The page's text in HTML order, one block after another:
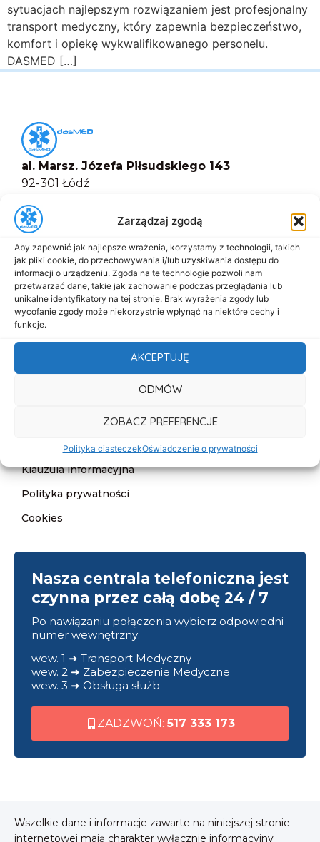
Zarządzaj zgodą
Aby zapewnić jak najlepsze wrażenia, korzystamy z technologii, takich
jak pliki cookie, do przechowywania i/lub uzyskiwania dostępu do
informacji o urządzeniu. Zgoda na te technologie pozwoli nam
przetwarzać dane, takie jak zachowanie podczas przeglądania lub
unikalne identyfikatory na tej stronie. Brak wyrażenia zgody lub
wycofanie zgody może niekorzystnie wpłynąć na niektóre cechy i
funkcje.
AKCEPTUJĘ
ODMÓW
ZOBACZ PREFERENCJE
Polityka ciasteczekOświadczenie o prywatności
sytuacjach najlepszym rozwiązaniem jest profesjonalny
transport medyczny, który zapewnia bezpieczeństwo,
komfort i opiekę wykwalifikowanego personelu.
DASMED […]
al. Marsz. Józefa Piłsudskiego 143
92-301 Łódź
biuro@dasmed.pl
Menu
Start
O nas
Oferta
Cennik
Deklaracja dostępności
Klauzula informacyjna
Polityka prywatności
Cookies
Nasza centrala telefoniczna jest
czynna przez całą dobę 24 / 7
Po nawiązaniu połączenia wybierz odpowiedni
numer wewnętrzny:
wew. 1 ➜ Transport Medyczny
wew. 2 ➜ Zabezpieczenie Medyczne
wew. 3 ➜ Obsługa służb
ZADZWOŃ: 517 333 173
Wszelkie dane i informacje zawarte na niniejszej stronie
internetowej mają charakter wyłącznie informacyjny